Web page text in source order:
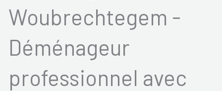
Woubrechtegem -
Déménageur
professionnel avec